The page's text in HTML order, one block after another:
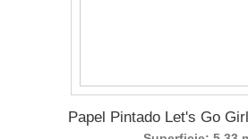
Papel Pintado Let's Go